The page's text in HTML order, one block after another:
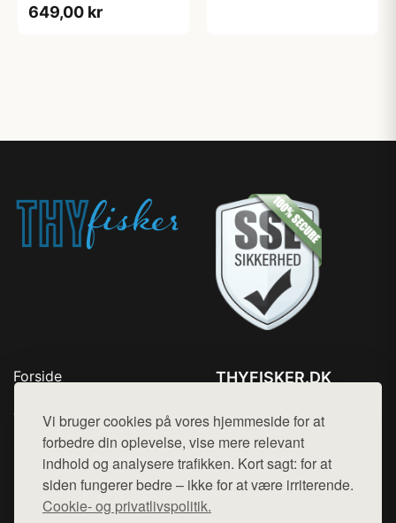
Vi bruger cookies på vores hjemmeside for at
forbedre din oplevelse, vise mere relevant
indhold og analysere trafikken. Kort sagt: for at
siden fungerer bedre – ikke for at være irriterende.
Cookie- og privatlivspolitik.
649,00 kr
Forside
Top Rabatter
Kontakt
THYFISKER.DK
Mail: hej@want.dk
Cookie- og privatlivspolitik